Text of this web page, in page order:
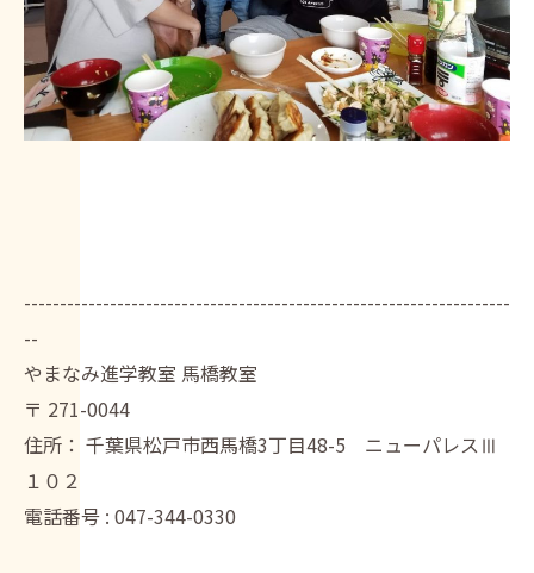
--------------------------------------------------------------------
--
やまなみ進学教室 馬橋教室
〒 271-0044
住所： 千葉県松戸市西馬橋3丁目48-5 ニューパレスⅢ
１０２
電話番号 : 047-344-0330